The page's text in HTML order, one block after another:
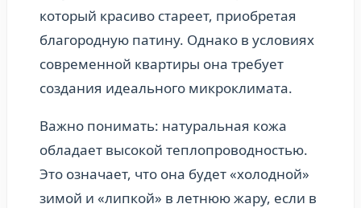
который красиво стареет, приобретая
благородную патину. Однако в условиях
современной квартиры она требует
создания идеального микроклимата.
Важно понимать: натуральная кожа
обладает высокой теплопроводностью.
Это означает, что она будет «холодной»
зимой и «липкой» в летнюю жару, если в